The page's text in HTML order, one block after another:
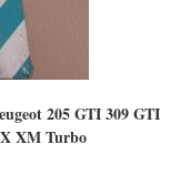
205 GTI 309 GTI
XM Turbo